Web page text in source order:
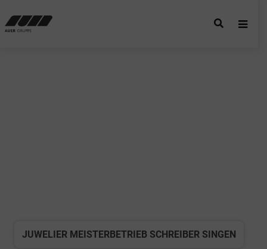
JUWELIER MEISTERBETRIEB SCHREIBER SINGEN